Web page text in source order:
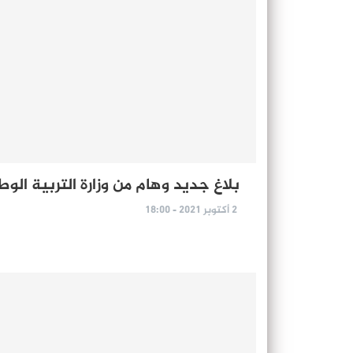
بلاغ جديد وهام من وزارة التربية
2 أكتوبر 2021 - 18:00